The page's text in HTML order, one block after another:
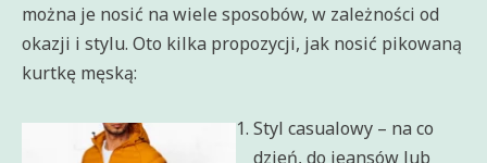
można je nosić na wiele sposobów, w zależności od
okazji i stylu. Oto kilka propozycji, jak nosić pikowaną
kurtkę męską:
Styl casualowy – na co
dzień, do jeansów lub